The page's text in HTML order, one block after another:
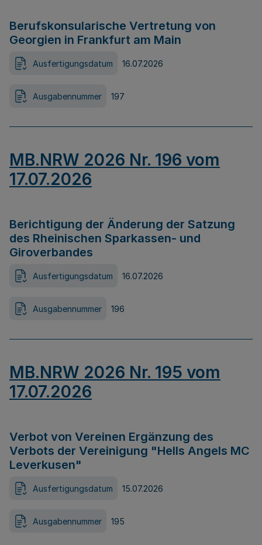
Berufskonsularische Vertretung von
Georgien in Frankfurt am Main
Ausfertigungsdatum 16.07.2026
Ausgabennummer 197
MB.NRW 2026 Nr. 196 vom
17.07.2026
Berichtigung der Änderung der Satzung
des Rheinischen Sparkassen- und
Giroverbandes
Ausfertigungsdatum 16.07.2026
Ausgabennummer 196
MB.NRW 2026 Nr. 195 vom
17.07.2026
Verbot von Vereinen Ergänzung des
Verbots der Vereinigung "Hells Angels MC
Leverkusen"
Ausfertigungsdatum 15.07.2026
Ausgabennummer 195